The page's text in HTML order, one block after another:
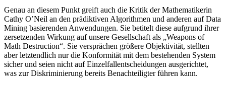
Genau an diesem Punkt greift auch die Kritik der Mathematikerin
Cathy O’Neil an den prädiktiven Algorithmen und anderen auf Data
Mining basierenden Anwendungen. Sie betitelt diese aufgrund ihrer
zersetzenden Wirkung auf unsere Gesellschaft als „Weapons of
Math Destruction“. Sie versprächen größere Objektivität, stellten
aber letztendlich nur die Konformität mit dem bestehenden System
sicher und seien nicht auf Einzelfallentscheidungen ausgerichtet,
was zur Diskriminierung bereits Benachteiligter führen kann.